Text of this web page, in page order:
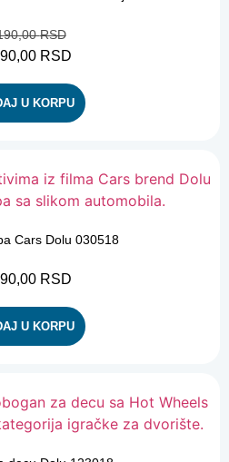
RSD
RSD
U KORPU
Cars Dolu 030518
RSD
U KORPU